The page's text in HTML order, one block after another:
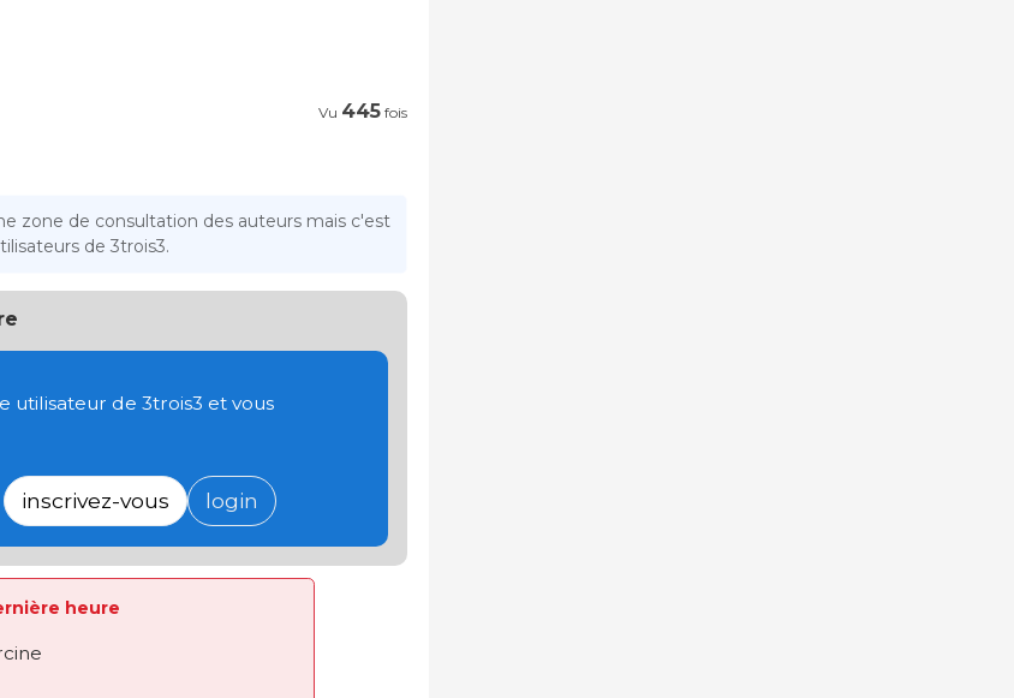
Vu 445 fois
zone de consultation des auteurs mais c'est
de 3trois3.
utilisateur de 3trois3 et vous
inscrivez-vous login
heure